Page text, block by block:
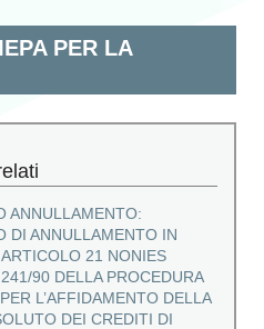
PER LA
ANNULLAMENTO:
DI ANNULLAMENTO IN
21 NONIES
90 DELLA PROCEDURA
L’AFFIDAMENTO DELLA
DEI CREDITI DI